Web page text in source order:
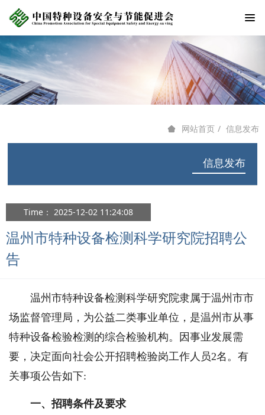
信息发布
网站首页 信息发布
Time： 2025-12-02 11:24:08
温州市特种设备检测科学研究院招聘公
告
温州市特种设备检测科学研究院隶属于温州市市
场监督管理局，为公益二类事业单位，是温州市从事
特种设备检验检测的综合检验机构。因事业发展需
要，决定面向社会公开招聘检验岗工作人员2名。有
关事项公告如下:
一、招聘条件及要求